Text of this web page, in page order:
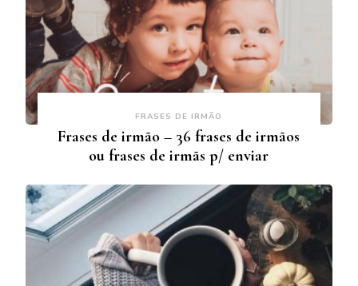
FRASES DE IRMÃO
Frases de irmão – 36 frases de irmãos
ou frases de irmãs p/ enviar